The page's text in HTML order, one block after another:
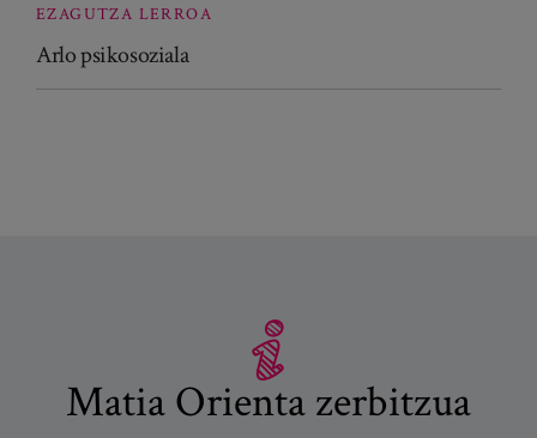
EZAGUTZA LERROA
Arlo psikosoziala
Matia Orienta zerbitzua